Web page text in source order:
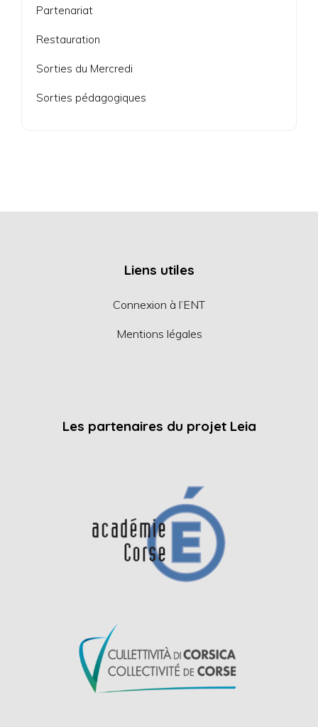
Partenariat
Restauration
Sorties du Mercredi
Sorties pédagogiques
Liens utiles
Connexion à l’ENT
Mentions légales
Les partenaires du projet Leia